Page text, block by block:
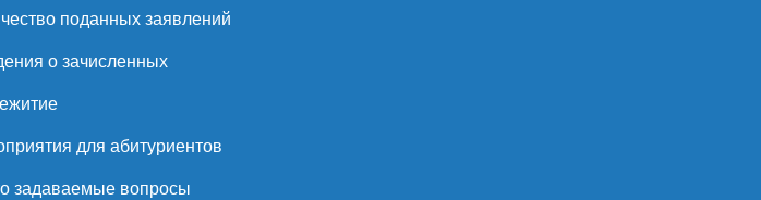
поданных заявлений
о зачисленных
для абитуриентов
задаваемые вопросы